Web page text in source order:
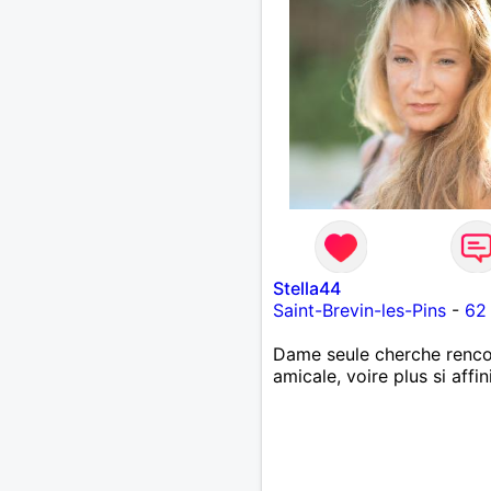
j’aime les voyages, les
restaurants entre amis, les
animaux, la nature, la
tout ce qui permet de
pleinement de la vie. Je
une personne entière,
avec du caractère, mais
la bienveillance. Je
précieux. Savoir dire les
reconnaître ses erreurs,
soi-même… ce sont de
qualités. Ce mélange de
douceur et de taquinerie
parle beaucoup. Plutôt
début en toute chose,
fois en confiance, je me
plus facilement, avec une
de taquinerie aussi. Je
Stella44
Saint-Brevin-les-Pins- 62
Dame seule cherche
amicale, voire plus si